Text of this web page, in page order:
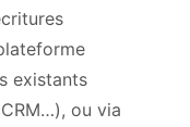
existants
ou via